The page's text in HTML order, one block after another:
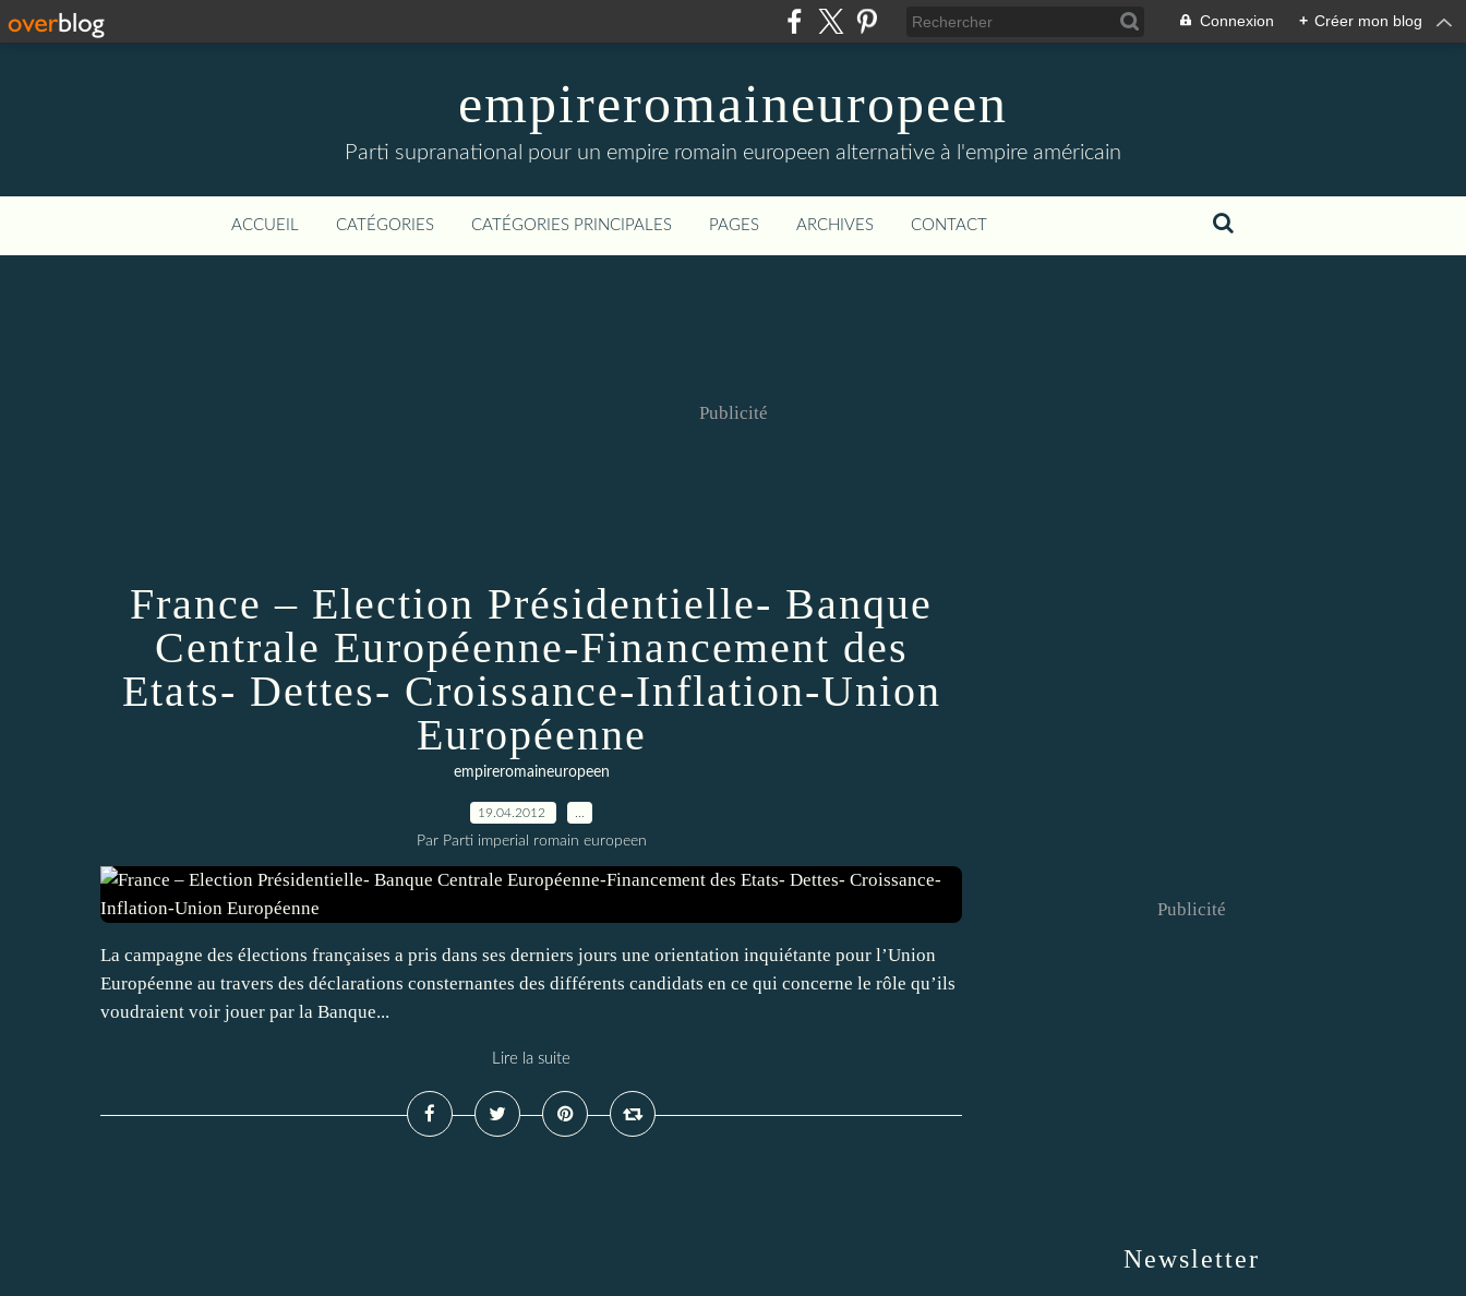
Connexion + Créer mon blog
empireromaineuropeen
Parti supranational pour un empire romain europeen alternative à l'empire américain
ACCUEIL CATÉGORIES CATÉGORIES PRINCIPALES PAGES ARCHIVES CONTACT
Publicité
France – Election Présidentielle- Banque
Centrale Européenne-Financement des
Etats- Dettes- Croissance-Inflation-Union
Européenne
empireromaineuropeen
19.04.2012
Par Parti imperial romain europeen
La campagne des élections françaises a pris dans ses derniers jours une orientation inquiétante pour l’Union
Européenne au travers des déclarations consternantes des différents candidats en ce qui concerne le rôle qu’ils
voudraient voir jouer par la Banque...
Lire la suite
Newsletter
Publicité